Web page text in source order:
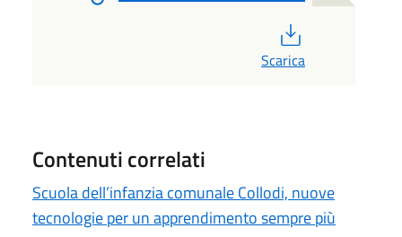
Scarica
Contenuti correlati
Scuola dell’infanzia comunale Collodi, nuove
tecnologie per un apprendimento sempre più